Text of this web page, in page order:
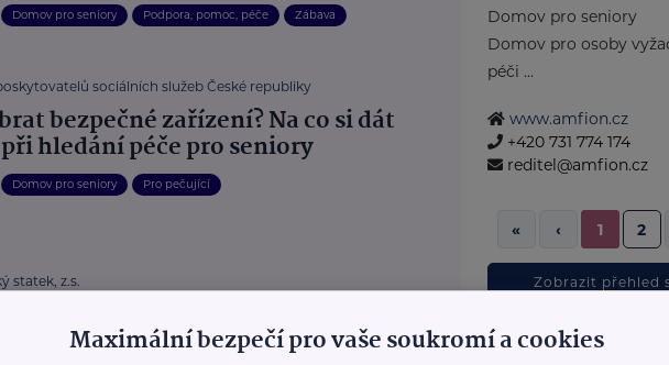
Domov pro seniory Podpora, pomoc, péče Zábava
sociálních služeb České republiky
bezpečné zařízení? Na co si dát
hledání péče pro seniory
Domov pro seniory Pro pečující
statek, z.s.
nabízí víc než jen bydlení pro seniory
Domov pro seniory
Domov pro osoby
péči ...
www.amfion.cz
+420 731 774 174
reditel@amfion.cz
« ‹ 1 2
Zobrazit přehled
Maximální bezpečí pro vaše soukromí a cookies